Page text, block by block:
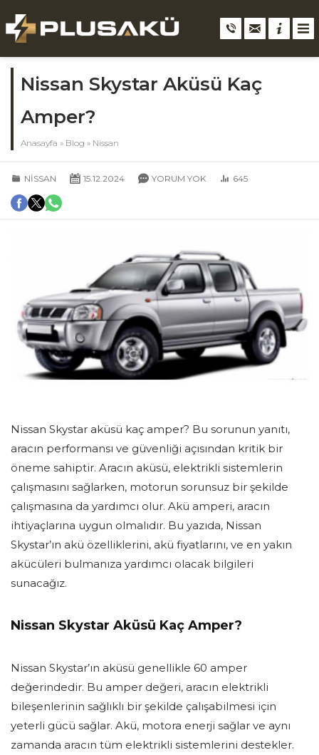
Nissan Skystar Aküsü Kaç
Amper?
Anasayfa » Blog » Nissan
NISSAN 15.12.2024 YORUM YOK 645
Nissan Skystar aküsü kaç amper? Bu sorunun yanıtı,
aracın performansı ve güvenliği açısından kritik bir
öneme sahiptir. Aracın aküsü, elektrikli sistemlerin
çalışmasını sağlarken, motorun sorunsuz bir şekilde
çalışmasına da yardımcı olur. Akü amperi, aracın
ihtiyaçlarına uygun olmalıdır. Bu yazıda, Nissan
Skystar’ın akü özelliklerini, akü fiyatlarını, ve en yakın
akücüleri bulmanıza yardımcı olacak bilgileri
sunacağız.
Nissan Skystar Aküsü Kaç Amper?
Nissan Skystar’ın aküsü genellikle 60 amper
değerindedir. Bu amper değeri, aracın elektrikli
bileşenlerinin sağlıklı bir şekilde çalışabilmesi için
yeterli gücü sağlar. Akü, motora enerji sağlar ve aynı
zamanda aracın tüm elektrikli sistemlerini destekler.